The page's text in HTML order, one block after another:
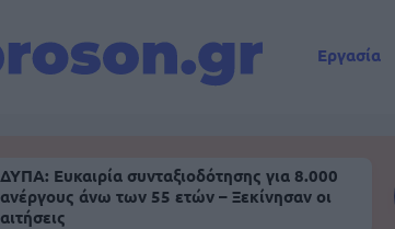
Εργασία
ΔΥΠΑ: Ευκαιρία συνταξιοδότησης για 8.000
ανέργους άνω των 55 ετών – Ξεκίνησαν οι
αιτήσεις